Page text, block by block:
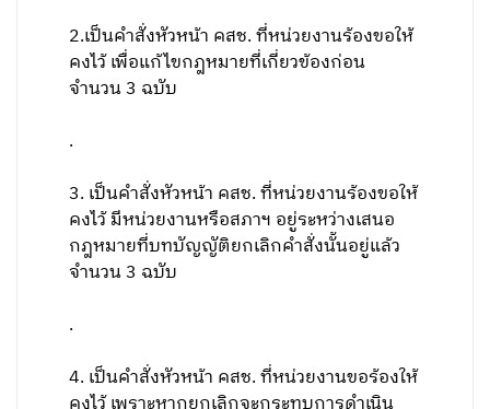
2.เป็นคำสั่งหัวหน้า คสช. ที่หน่วยงานร้องขอให้
คงไว้ เพื่อแก้ไขกฎหมายที่เกี่ยวข้องก่อน
จำนวน 3 ฉบับ
.
3. เป็นคำสั่งหัวหน้า คสช. ที่หน่วยงานร้องขอให้
คงไว้ มีหน่วยงานหรือสภาฯ อยู่ระหว่างเสนอ
กฎหมายที่บทบัญญัติยกเลิกคำสั่งนั้นอยู่แล้ว
จำนวน 3 ฉบับ
.
4. เป็นคำสั่งหัวหน้า คสช. ที่หน่วยงานขอร้องให้